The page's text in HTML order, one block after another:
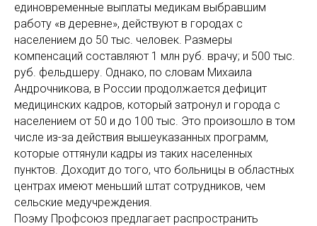
единовременные выплаты медикам выбравшим
работу «в деревне», действуют в городах с
населением до 50 тыс. человек. Размеры
компенсаций составляют 1 млн руб. врачу; и 500 тыс.
руб. фельдшеру. Однако, по словам Михаила
Андрочникова, в России продолжается дефицит
медицинских кадров, который затронул и города с
населением от 50 и до 100 тыс. Это произошло в том
числе из-за действия вышеуказанных программ,
которые оттянули кадры из таких населенных
пунктов. Доходит до того, что больницы в областных
центрах имеют меньший штат сотрудников, чем
сельские медучреждения.
Поэму Профсоюз предлагает распространить